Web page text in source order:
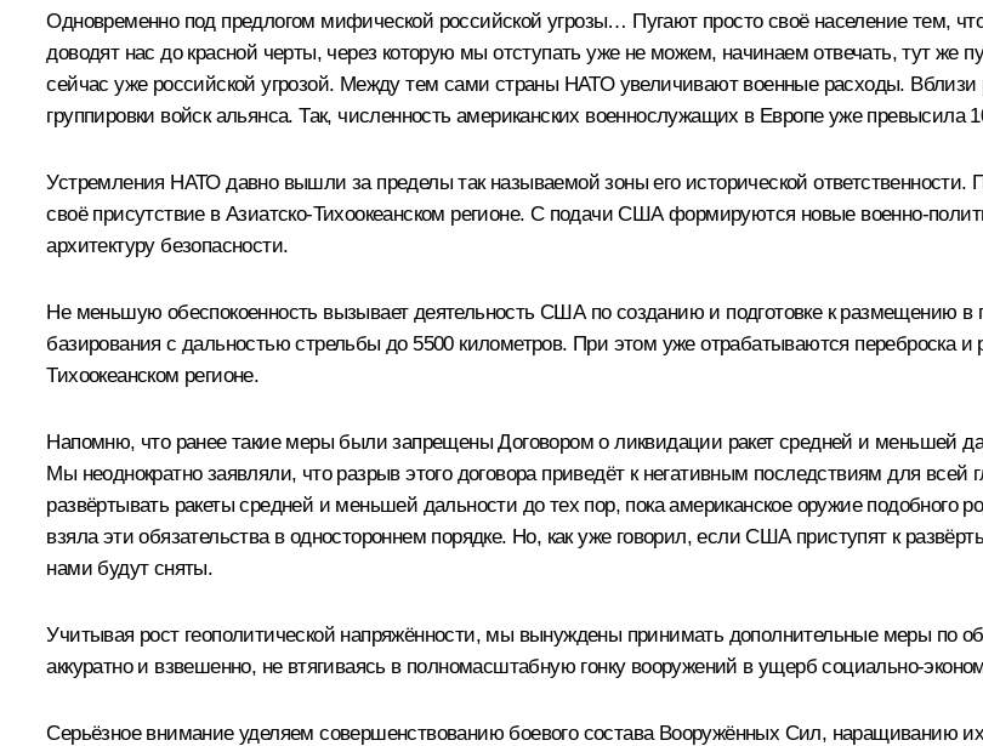
Одновременно под предлогом мифической российской угрозы… Пугают просто своё население тем,
доводят нас до красной черты, через которую мы отступать уже не можем, начинаем отвечать, тут же
сейчас уже российской угрозой. Между тем сами страны НАТО увеличивают военные расходы.
группировки войск альянса. Так, численность американских военнослужащих в Европе уже превысила
Устремления НАТО давно вышли за пределы так называемой зоны его исторической ответственности.
своё присутствие в Азиатско-Тихоокеанском регионе. С подачи США формируются новые военно-
архитектуру безопасности.
Не меньшую обеспокоенность вызывает деятельность США по созданию и подготовке к размещению в
базирования с дальностью стрельбы до 5500 километров. При этом уже отрабатываются переброска
Тихоокеанском регионе.
Напомню, что ранее такие меры были запрещены Договором о ликвидации ракет средней и меньшей
Мы неоднократно заявляли, что разрыв этого договора приведёт к негативным последствиям для
развёртывать ракеты средней и меньшей дальности до тех пор, пока американское оружие подобного
взяла эти обязательства в одностороннем порядке. Но, как уже говорил, если США приступят к
нами будут сняты.
Учитывая рост геополитической напряжённости, мы вынуждены принимать дополнительные меры по
аккуратно и взвешенно, не втягиваясь в полномасштабную гонку вооружений в ущерб социально-
Серьёзное внимание уделяем совершенствованию боевого состава Вооружённых Сил, наращиванию